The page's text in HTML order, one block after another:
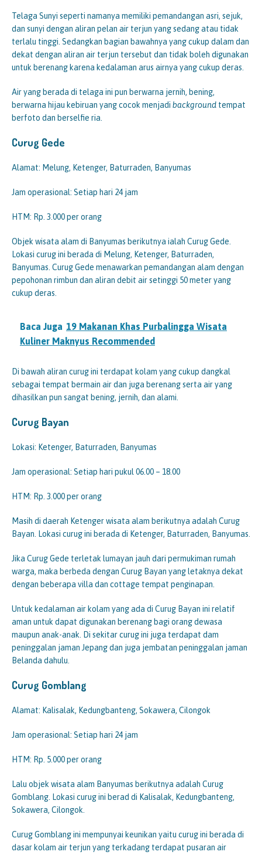
Telaga Sunyi seperti namanya memiliki pemandangan asri, sejuk,
dan sunyi dengan aliran pelan air terjun yang sedang atau tidak
terlalu tinggi. Sedangkan bagian bawahnya yang cukup dalam dan
dekat dengan aliran air terjun tersebut dan tidak boleh digunakan
untuk berenang karena kedalaman arus airnya yang cukup deras.
Air yang berada di telaga ini pun berwarna jernih, bening,
berwarna hijau kebiruan yang cocok menjadi background tempat
berfoto dan berselfie ria.
Curug Gede
Alamat: Melung, Ketenger, Baturraden, Banyumas
Jam operasional: Setiap hari 24 jam
HTM: Rp. 3.000 per orang
Objek wisata alam di Banyumas berikutnya ialah Curug Gede.
Lokasi curug ini berada di Melung, Ketenger, Baturraden,
Banyumas. Curug Gede menawarkan pemandangan alam dengan
pepohonan rimbun dan aliran debit air setinggi 50 meter yang
cukup deras.
Baca Juga 19 Makanan Khas Purbalingga Wisata
Kuliner Maknyus Recommended
Di bawah aliran curug ini terdapat kolam yang cukup dangkal
sebagai tempat bermain air dan juga berenang serta air yang
dihasilkan pun sangat bening, jernih, dan alami.
Curug Bayan
Lokasi: Ketenger, Baturraden, Banyumas
Jam operasional: Setiap hari pukul 06.00 – 18.00
HTM: Rp. 3.000 per orang
Masih di daerah Ketenger wisata alam berikutnya adalah Curug
Bayan. Lokasi curug ini berada di Ketenger, Baturraden, Banyumas.
Jika Curug Gede terletak lumayan jauh dari permukiman rumah
warga, maka berbeda dengan Curug Bayan yang letaknya dekat
dengan beberapa villa dan cottage tempat penginapan.
Untuk kedalaman air kolam yang ada di Curug Bayan ini relatif
aman untuk dapat digunakan berenang bagi orang dewasa
maupun anak-anak. Di sekitar curug ini juga terdapat dam
peninggalan jaman Jepang dan juga jembatan peninggalan jaman
Belanda dahulu.
Curug Gomblang
Alamat: Kalisalak, Kedungbanteng, Sokawera, Cilongok
Jam operasional: Setiap hari 24 jam
HTM: Rp. 5.000 per orang
Lalu objek wisata alam Banyumas berikutnya adalah Curug
Gomblang. Lokasi curug ini berad di Kalisalak, Kedungbanteng,
Sokawera, Cilongok.
Curug Gomblang ini mempunyai keunikan yaitu curug ini berada di
dasar kolam air terjun yang terkadang terdapat pusaran air